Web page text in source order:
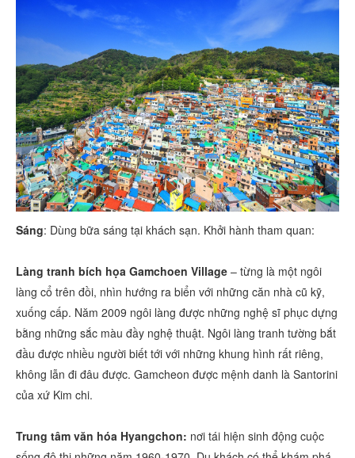
Sáng: Dùng bữa sáng tại khách sạn. Khởi hành tham quan:
Làng tranh bích họa Gamchoen Village – từng là một ngôi
làng cổ trên đồi, nhìn hướng ra biển với những căn nhà cũ kỹ,
xuống cấp. Năm 2009 ngôi làng được những nghệ sĩ phục dựng
bằng những sắc màu đầy nghệ thuật. Ngôi làng tranh tường bắt
đầu được nhiều người biết tới với những khung hình rất riêng,
không lẫn đi đâu được. Gamcheon được mệnh danh là Santorini
của xứ Kim chi.
Trung tâm văn hóa Hyangchon: nơi tái hiện sinh động cuộc